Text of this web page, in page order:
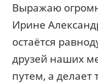
Выражаю
Ирине
остаётся
друзей наших
путем, а делает